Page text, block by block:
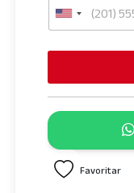
U
e
d
t
a
Favoritar